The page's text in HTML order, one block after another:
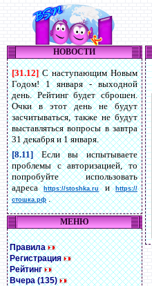
НОВОСТИ
[31.12]С наступающим Новым
Годом! 1 января - выходной
день. Рейтинг будет сброшен.
Очки в этот день не будут
засчитываться, также не будут
выставляться вопросы в завтра
31 декабря и 1 января.
[8.11]Если вы испытываете
проблемы с авторизацией, то
попробуйте использовать
адресаhttps://stoshka.ruиhttps://
стошка.рф.
МЕНЮ
Правила
Регистрация
Рейтинг
Вчера (135)